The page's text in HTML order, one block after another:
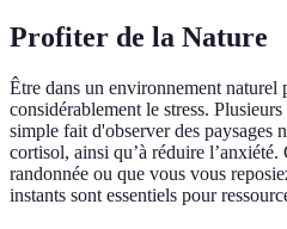
Profiter de la Nature
Être dans un environnement naturel
considérablement le stress.
simple fait d'observer des paysages
cortisol, ainsi qu’à réduire l’anxiété.
randonnée ou que vous vous
instants sont essentiels pour